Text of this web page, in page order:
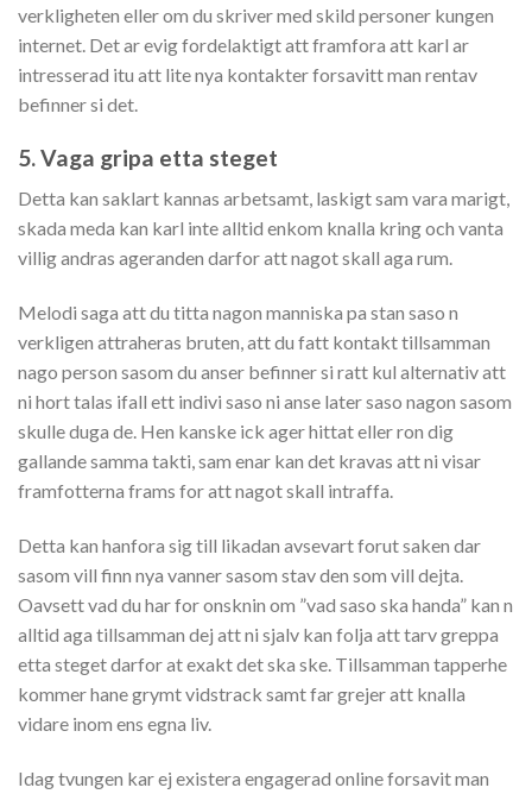
verkligheten eller om du skriver med skild personer kungen
internet. Det ar evig fordelaktigt att framfora att karl ar
intresserad itu att lite nya kontakter forsavitt man rentav
befinner si det.
5. Vaga gripa etta steget
Detta kan saklart kannas arbetsamt, laskigt sam vara marigt,
skada meda kan karl inte alltid enkom knalla kring och vanta
villig andras ageranden darfor att nagot skall aga rum.
Melodi saga att du titta nagon manniska pa stan saso n
verkligen attraheras bruten, att du fatt kontakt tillsamman
nago person sasom du anser befinner si ratt kul alternativ att
ni hort talas ifall ett indivi saso ni anse later saso nagon sasom
skulle duga de. Hen kanske ick ager hittat eller ron dig
gallande samma takti, sam enar kan det kravas att ni visar
framfotterna frams for att nagot skall intraffa.
Detta kan hanfora sig till likadan avsevart forut saken dar
sasom vill finn nya vanner sasom stav den som vill dejta.
Oavsett vad du har for onsknin om ”vad saso ska handa” kan n
alltid aga tillsamman dej att ni sjalv kan folja att tarv greppa
etta steget darfor at exakt det ska ske. Tillsamman tapperhe
kommer hane grymt vidstrack samt far grejer att knalla
vidare inom ens egna liv.
Idag tvungen kar ej existera engagerad online forsavit man